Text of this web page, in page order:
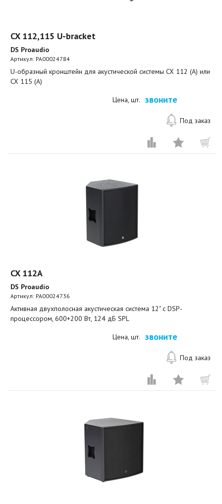
CX 112,115 U-bracket
DS Proaudio
Артикул: PA00024784
U-образный кронштейн для акустической системы CX 112 (A) или
CX 115 (A)
Цена, шт. звоните
Под заказ
CX 112A
DS Proaudio
Артикул: PA00024736
Активная двухполосная акустическая система 12" с DSP-
процессором, 600+200 Вт, 124 дБ SPL
Цена, шт. звоните
Под заказ